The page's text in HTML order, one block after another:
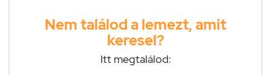
Nem találod a lemezt, amit
keresel?
Itt megtalálod: